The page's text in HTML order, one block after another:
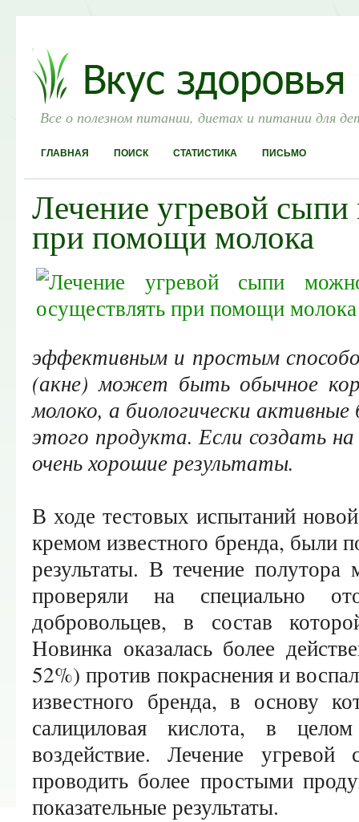
Все о полезном питании, диетах и питании для
ГЛАВНАЯ ПОИСК СТАТИСТИКА ПИСЬМО
Лечение угревой
при помощи молока
эффективным и простым
(акне) может быть обычное
молоко, а биологически
этого продукта. Если создать
очень хорошие результаты.
В ходе тестовых испытаний
кремом известного бренда, были
результаты. В течение
проверяли на специально
добровольцев, в состав
Новинка оказалась более
52%) против покраснения и
известного бренда, в основу
салициловая кислота, в
воздействие. Лечение
проводить более простыми
показательные результаты.